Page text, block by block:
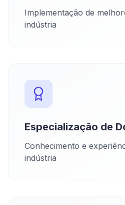
Implementação de
indústria
Especialização de
Conhecimento e
indústria